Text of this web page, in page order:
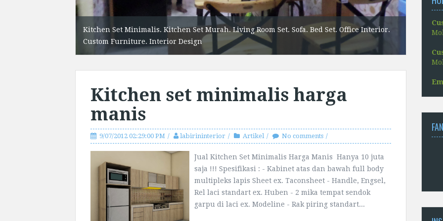
Kitchen Set Minimalis. Kitchen Set Murah. Living Room Set. Sofa. Bed Set. Office Interior.
Custom Furniture. Interior Design
Kitchen set minimalis harga
manis
9/07/2012 02:29:00 PM labirininterior Artikel No comments
Jual Kitchen Set Minimalis Harga Manis Hanya 10 juta
saja !!! Spesifikasi : - Kabinet atas dan bawah full body
multipleks lapis Sheet ex. Taconsheet - Handle, Engsel,
Rel laci standart ex. Huben - 2 mika tempat sendok
garpu di laci ex. Modeline - Rak piring standart...